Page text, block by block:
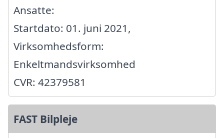
Ansatte:
Startdato: 01. juni 2021,
Virksomhedsform:
Enkeltmandsvirksomhed
CVR: 42379581
FAST Bilpleje